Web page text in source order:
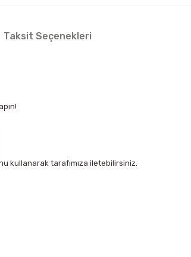
Taksit Seçenekleri
kullanarak tarafımıza iletebilirsiniz.